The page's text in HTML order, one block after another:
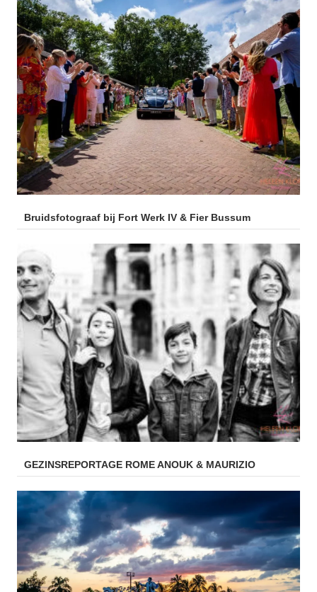
Bruidsfotograaf bij Fort Werk IV & Fier Bussum
GEZINSREPORTAGE ROME ANOUK & MAURIZIO